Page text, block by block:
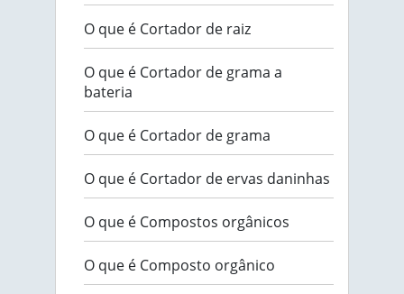
O que é Cortador de raiz
O que é Cortador de grama a
bateria
O que é Cortador de grama
O que é Cortador de ervas daninhas
O que é Compostos orgânicos
O que é Composto orgânico